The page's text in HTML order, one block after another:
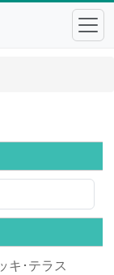
キ･テラス